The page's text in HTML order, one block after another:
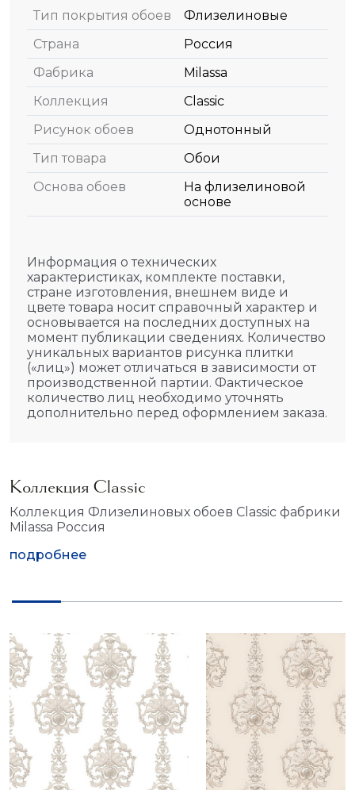
Тип покрытия обоев
Флизелиновые
Страна
Россия
Фабрика
Milassa
Коллекция
Classic
Рисунок обоев
Однотонный
Тип товара
Обои
Основа обоев
На флизелиновой
основе
Информация о технических
характеристиках, комплекте поставки,
стране изготовления, внешнем виде и
цвете товара носит справочный характер и
основывается на последних доступных на
момент публикации сведениях. Количество
уникальных вариантов рисунка плитки
(«лиц») может отличаться в зависимости от
производственной партии. Фактическое
количество лиц необходимо уточнять
дополнительно перед оформлением заказа.
Коллекция Classic
Коллекция Флизелиновых обоев Classic фабрики
Milassa Россия
подробнее